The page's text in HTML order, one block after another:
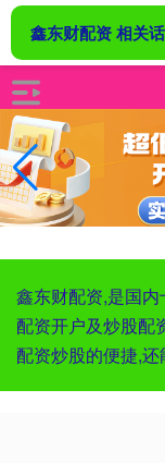
鑫东财配资,是国
配资开户及炒股配
配资炒股的便捷,还
鑫东财配资 相关